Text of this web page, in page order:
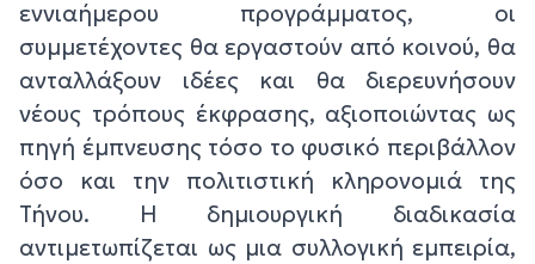
εννιαήμερου προγράμματος, οι
συμμετέχοντες θα εργαστούν από κοινού, θα
ανταλλάξουν ιδέες και θα διερευνήσουν
νέους τρόπους έκφρασης, αξιοποιώντας ως
πηγή έμπνευσης τόσο το φυσικό περιβάλλον
όσο και την πολιτιστική κληρονομιά της
Τήνου. Η δημιουργική διαδικασία
αντιμετωπίζεται ως μια συλλογική εμπειρία,